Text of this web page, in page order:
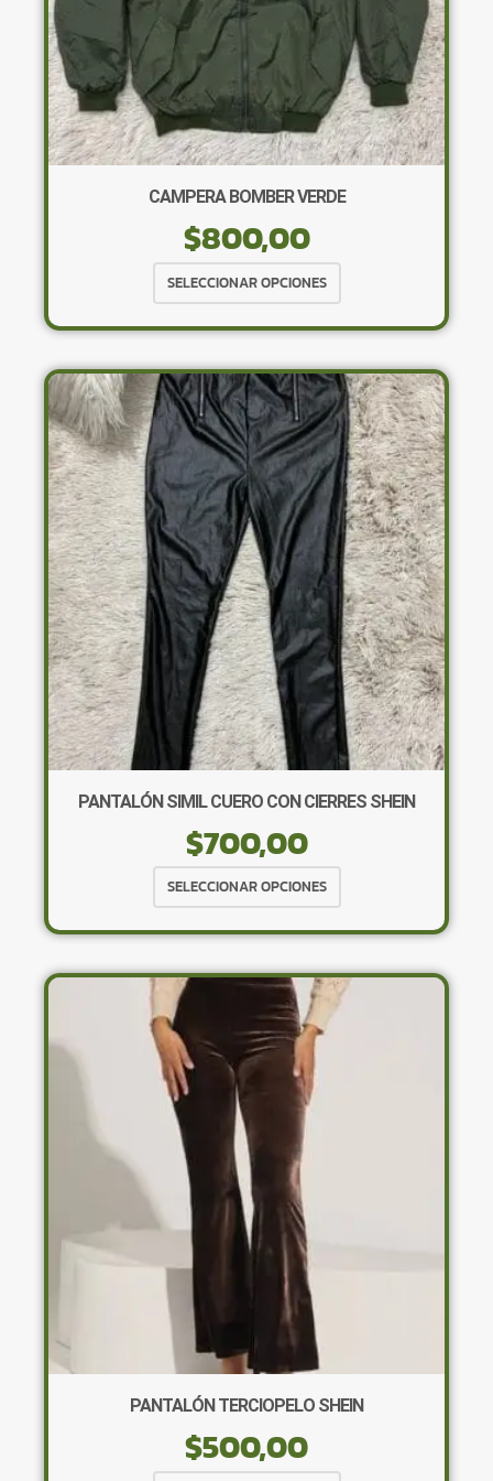
CAMPERA BOMBER VERDE
$800,00
SELECCIONAR OPCIONES
producto
tiene
variantes.
Las
opciones
se
pueden
elegir
en
la
página
de
producto
PANTALÓN SIMIL CUERO CON CIERRES SHEIN
$700,00
SELECCIONAR OPCIONES
producto
tiene
variantes.
Las
PANTALÓN TERCIOPELO SHEIN
$500,00